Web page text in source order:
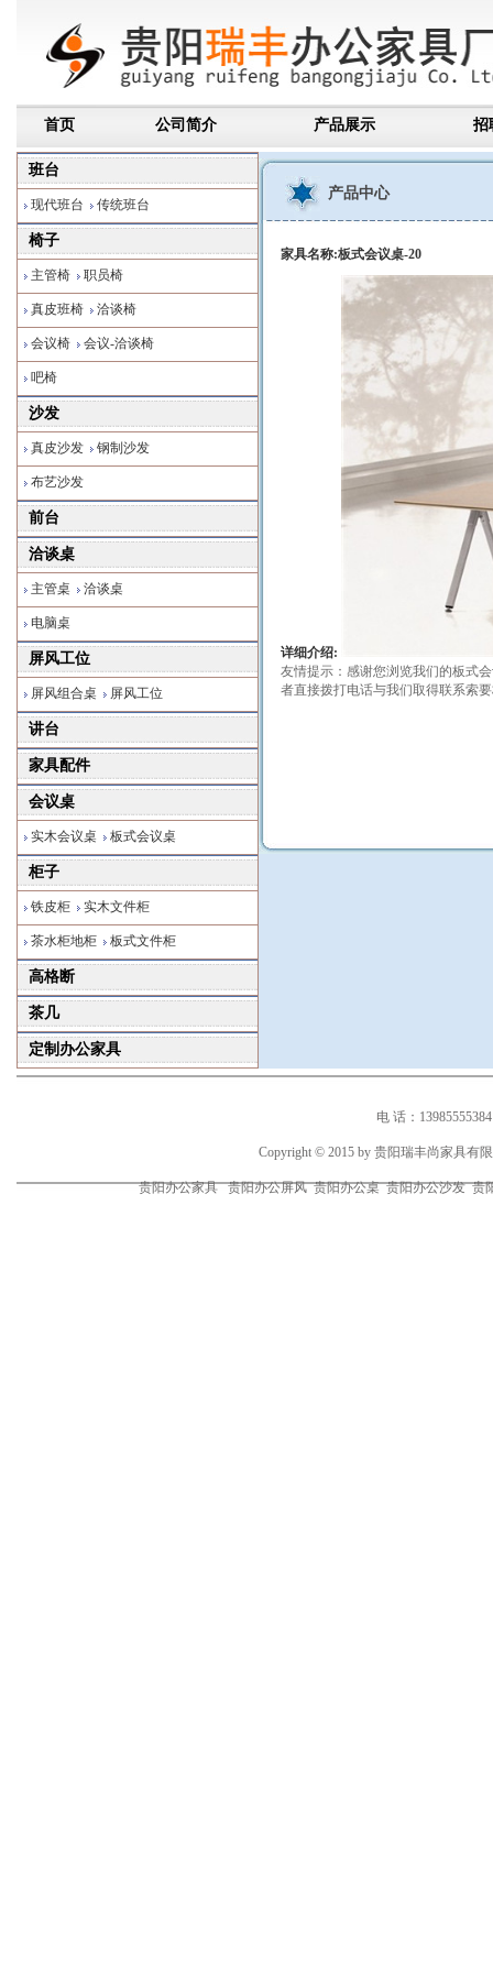
首页 公司简介 产品展示 招
班台
现代班台 传统班台
椅子
主管椅 职员椅
真皮班椅 洽谈椅
会议椅 会议-洽谈椅
吧椅
沙发
真皮沙发 钢制沙发
布艺沙发
前台
洽谈桌
主管桌 洽谈桌
电脑桌
屏风工位
屏风组合桌 屏风工位
讲台
家具配件
会议桌
实木会议桌 板式会议桌
柜子
铁皮柜 实木文件柜
茶水柜地柜 板式文件柜
高格断
茶几
定制办公家具
产品中心
家具名称:板式会议桌-20
详细介绍:
友情提示：感谢您浏览我们的板式
者直接拨打电话与我们取得联系索
电 话：
Copyright © 2015 by 贵阳瑞丰尚家具有
贵阳办公家具 贵阳办公屏风 贵阳办公桌 贵阳办公沙发